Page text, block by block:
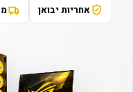
אחריות יבואן